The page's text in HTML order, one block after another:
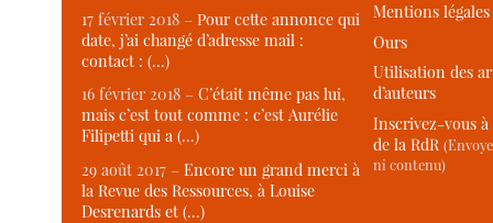
17 février 2018 –Pour cette annonce qui
date, j’ai changé d’adresse mail :
contact : (…)
16 février 2018 –C’était même pas lui,
mais c’est tout comme : c’est Aurélie
Filipetti qui a (…)
29 août 2017 –Encore un grand merci à
la Revue des Ressources, à Louise
Desrenards et (…)
Mentions légales
Ours
Utilisation des
d’auteurs
Inscrivez-vous
de la RdR
ni contenu)